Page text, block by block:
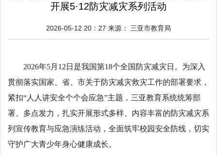
开展5·12防灾减灾系列活动
2026-05-12 20：27 来源： 三亚市教育局
2026年5月12日是我国第18个全国防灾减灾日。为深入
贯彻落实国家、省、市关于防灾减灾救灾工作的部署要求，
紧扣“人人讲安全个个会应急”主题，三亚教育系统统筹部
署、多点发力，扎实开展形式多样、内容丰富的防灾减灾系
列宣传教育与应急演练活动，全面筑牢校园安全防线，切实
守护广大青少年身心健康成长。